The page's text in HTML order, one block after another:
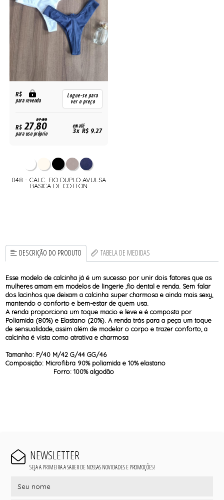
R$
para revenda
Logue-se para
ver o preço
27,80
R$27,80
para uso próprio
em até
3x R$ 9,27
048 - CALC. FIO DUPLO AVULSA
BASICA DE COTTON
DESCRIÇÃO DO PRODUTO TABELA DE MEDIDAS
Esse modelo de calcinha já é um sucesso por unir dois fatores que as
mulheres amam em modelos de lingerie ,fio dental e renda. Sem falar
dos lacinhos que deixam a calcinha super charmosa e ainda mais sexy,
mantendo o conforto e bem-estar de quem usa.
A renda proporciona um toque macio e leve e é composta por
Poliamida (80%) e Elastano (20%). A renda trás para a peça um toque
de sensualidade, assim além de modelar o corpo e trazer conforto, a
calcinha é vista como atrativa e charmosa
Tamanho: P/40 M/42 G/44 GG/46
Composição: Microfibra 90% poliamida e 10% elastano
Forro: 100% algodão
NEWSLETTER
SEJA A PRIMEIRA A SABER DE NOSSAS NOVIDADES E PROMOÇÕES!